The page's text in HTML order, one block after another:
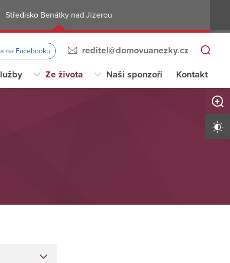
Středisko Benátky nad Jizerou
na Facebooku reditel@domovuanezky.cz
Ze života Naši sponzoři Kontakt